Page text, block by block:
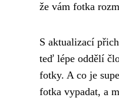
že vám fotka
S aktualizací
teď lépe oddělí
fotky. A co je
fotka vypadat, a